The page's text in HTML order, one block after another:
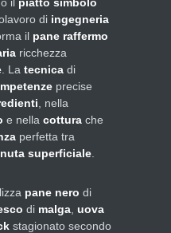
di ingegneria
il pane raffermo
ricchezza
. La tecnica di
precise
, nella
e nella cottura che
perfetta tra
superficiale
pane nero di
di malga uova
stagionato secondo